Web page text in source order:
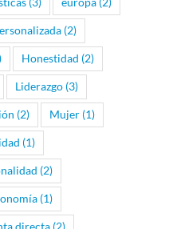
(2)
Honestidad (2)
Liderazgo (3)
(2) Mujer (1)
(1)
(2)
(1)
directa (2)